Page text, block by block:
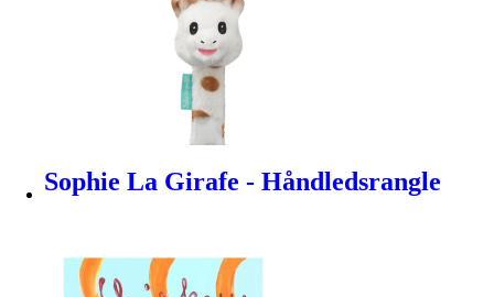
Sophie La Girafe - Håndledsrangle